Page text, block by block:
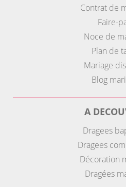
Contrat de
Faire-
Noce de
Plan de
Mariage
Blog
A
Dragees
Dragees
Décoration
Dragées